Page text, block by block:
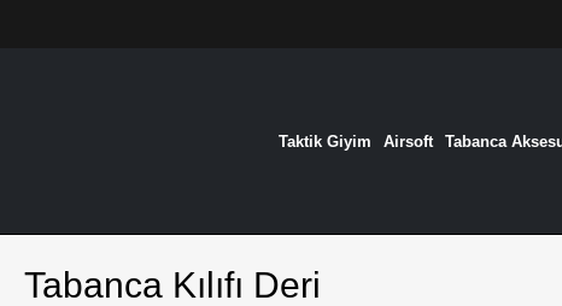
Taktik Giyim Airsoft Tabanca
Tabanca Kılıfı Deri